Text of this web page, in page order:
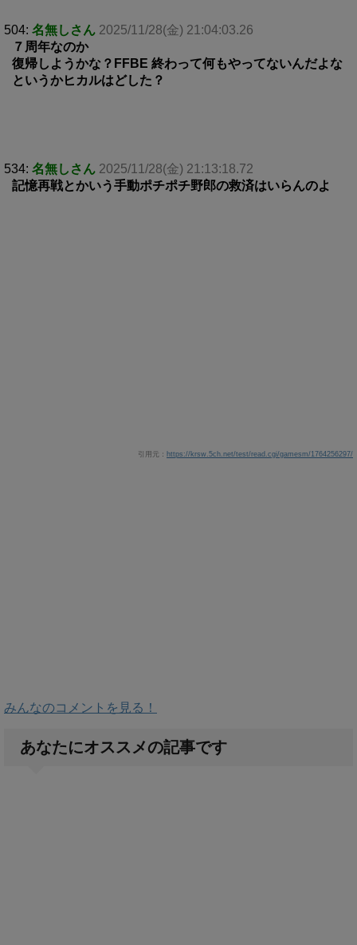
504: 名無しさん 2025/11/28(金) 21:04:03.26
７周年なのか
復帰しようかな？FFBE 終わって何もやってないんだよな
というかヒカルはどした？
534: 名無しさん 2025/11/28(金) 21:13:18.72
記憶再戦とかいう手動ポチポチ野郎の救済はいらんのよ
引用元： https://krsw.5ch.net/test/read.cgi/gamesm/1764256297/
みんなのコメントを見る！
あなたにオススメの記事です